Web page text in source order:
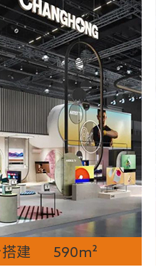
搭建 590m²